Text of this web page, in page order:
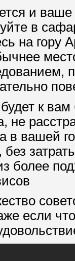
и ваше
в
на гору
к
не
в вашей
более
если